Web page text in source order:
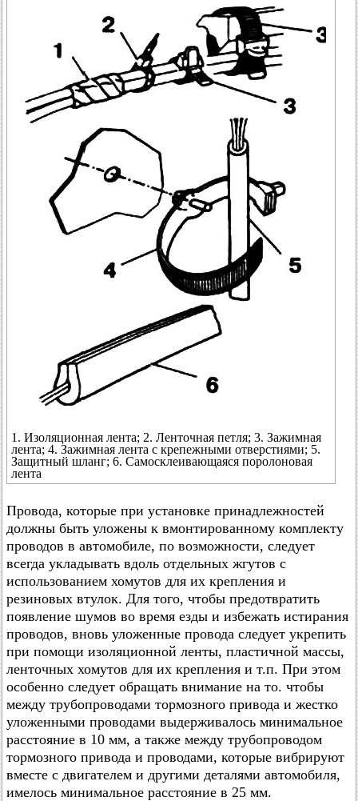
1. Изоляционная лента; 2. Ленточная петля; 3. Зажимная
лента; 4. Зажимная лента с крепежными отверстиями; 5.
Защитный шланг; 6. Самосклеивающаяся поролоновая
лента
Провода, которые при установке принадлежностей
должны быть уложены к вмонтированному комплекту
проводов в автомобиле, по возможности, следует
всегда укладывать вдоль отдельных жгутов с
использованием хомутов для их крепления и
резиновых втулок. Для того, чтобы предотвратить
появление шумов во время езды и избежать истирания
проводов, вновь уложенные провода следует укрепить
при помощи изоляционной ленты, пластичной массы,
ленточных хомутов для их крепления и т.п. При этом
особенно следует обращать внимание на то. чтобы
между трубопроводами тормозного привода и жестко
уложенными проводами выдерживалось минимальное
расстояние в 10 мм, а также между трубопроводом
тормозного привода и проводами, которые вибрируют
вместе с двигателем и другими деталями автомобиля,
имелось минимальное расстояние в 25 мм.